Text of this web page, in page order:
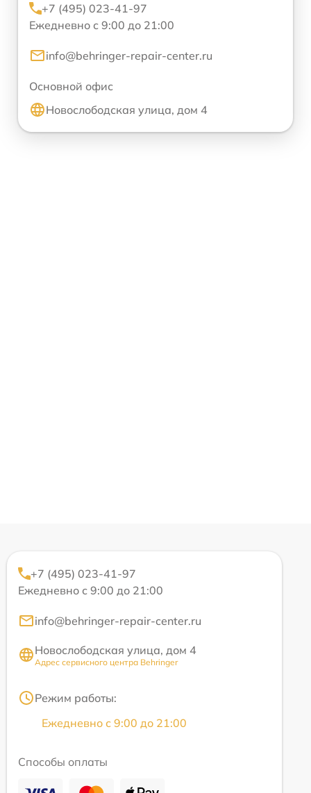
+7 (495) 023-41-97
Ежедневно с 9:00 до 21:00
info@behringer-repair-center.ru
Основной офис
Новослободская улица, дом 4
+7 (495) 023-41-97
Ежедневно с 9:00 до 21:00
info@behringer-repair-center.ru
Новослободская улица, дом 4
Адрес сервисного центра Behringer
Режим работы:
Ежедневно с 9:00 до 21:00
Способы оплаты